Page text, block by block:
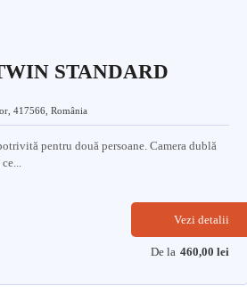
STANDARD
417566, România
pentru două persoane. Camera dublă
Vezi detalii
De la 460,00 lei